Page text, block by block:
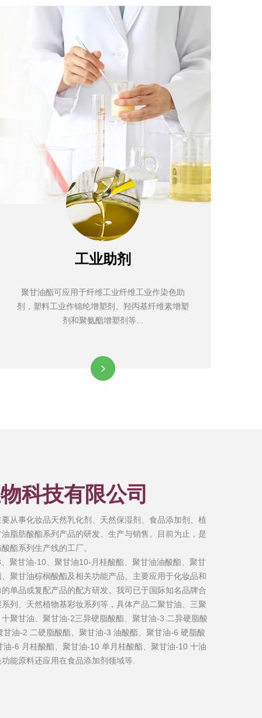
工业助剂
聚甘油酯可应用于纤维工业纤维工业作染色助
剂，塑料工业作锦纶增塑剂、羟丙基纤维素增塑
剂和聚氨酯增塑剂等...
科技有限公司
从事化妆品天然乳化剂、天然保湿剂、食品添加剂、植
脂肪酸酯系列产品的研发、生产与销售。目前为止，是
酯系列生产线的工厂。
聚甘油-10、聚甘油10-月桂酸酯、聚甘油油酸酯、聚甘
聚甘油棕榈酸酯及相关功能产品。主要应用于化妆品和
单品或复配产品的配方研发。我司已于国际知名品牌合
列、天然植物基彩妆系列等，具体产品二聚甘油、三聚
聚甘油、聚甘油-2三异硬脂酸酯、聚甘油-3 二异硬脂酸
油-2 二硬脂酸酯、聚甘油-3 油酸酯、聚甘油-6 硬脂酸
-6 月桂酸酯、聚甘油-10 单月桂酸酯、聚甘油-10 十油
能原料还应用在食品添加剂领域等.